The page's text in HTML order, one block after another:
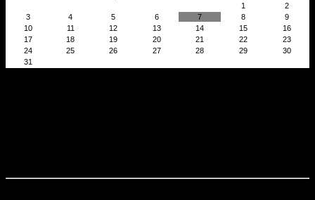
1
2
3
4 5 6 7 8
9
10
11 12 13 14 15
16
17
18 19 20 21 22
23
24
25 26 27 28 29
30
31